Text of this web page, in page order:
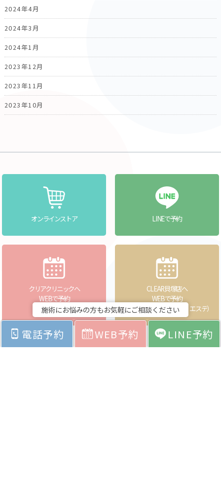
2024年4月
2024年3月
2024年1月
2023年12月
2023年11月
2023年10月
オンラインストア LINEで予約
クリアクリニックへ
WEBで予約
（医療）
CLEAR貝塚店へ
WEBで予約
（ネイル・アイラッシュ・エステ）
施術にお悩みの方もお気軽にご相談ください
電話予約 WEB予約 LINE予約